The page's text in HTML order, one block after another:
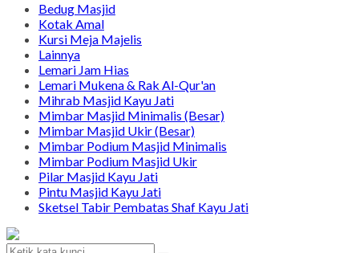
Bedug Masjid
Kotak Amal
Kursi Meja Majelis
Lainnya
Lemari Jam Hias
Lemari Mukena & Rak Al-Qur'an
Mihrab Masjid Kayu Jati
Mimbar Masjid Minimalis (Besar)
Mimbar Masjid Ukir (Besar)
Mimbar Podium Masjid Minimalis
Mimbar Podium Masjid Ukir
Pilar Masjid Kayu Jati
Pintu Masjid Kayu Jati
Sketsel Tabir Pembatas Shaf Kayu Jati